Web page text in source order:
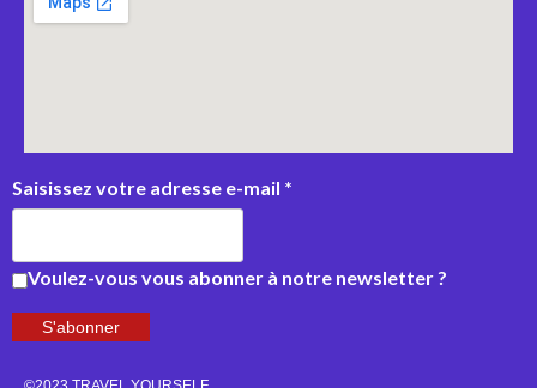
Saisissez votre adresse e-mail *
Voulez-vous vous abonner à notre newsletter ?
S'abonner